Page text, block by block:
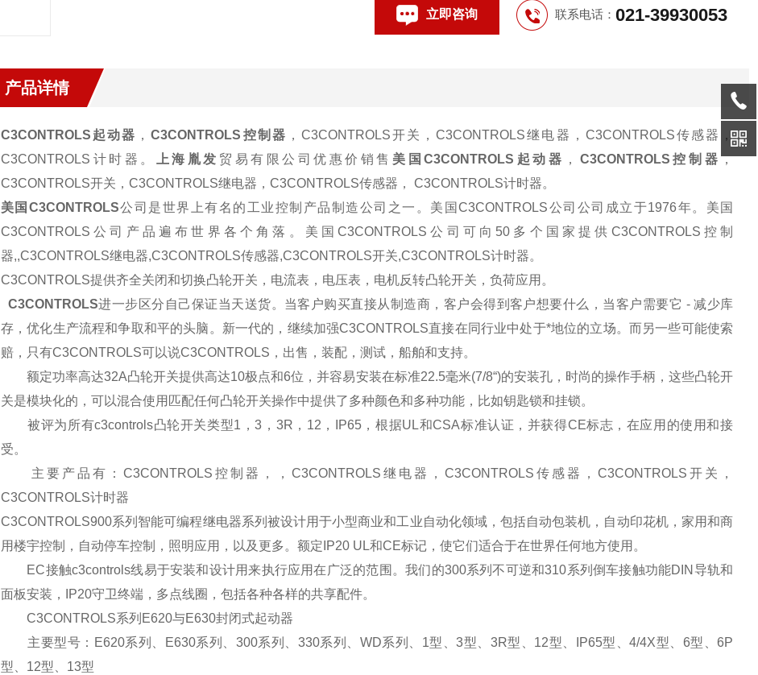
立即咨询 联系电话： 021-39930053
产品详情
C3CONTROLS起动器 ，C3CONTROLS控制器 ，C3CONTROLS开关，C3CONTROLS继电器，C3CONTROLS传感器，
C3CONTROLS计时器。
上海胤发 贸易有限公司优惠价销售 美国C3CONTROLS起动器 ， C3CONTROLS控制器 ，
C3CONTROLS开关，C3CONTROLS继电器，C3CONTROLS传感器， C3CONTROLS计时器。
美国C3CONTROLS公司是世界上有名的工业控制产品制造公司之一。美国C3CONTROLS公司公司成立于1976年。美国
C3CONTROLS公司产品遍布世界各个角落。美国C3CONTROLS公司可向50多个国家提供C3CONTROLS控制
器,,C3CONTROLS继电器,C3CONTROLS传感器,C3CONTROLS开关,C3CONTROLS计时器。
C3CONTROLS提供齐全关闭和切换凸轮开关，电流表，电压表，电机反转凸轮开关，负荷应用。
C3CONTROLS进一步区分自己保证当天送货。当客户购买直接从制造商，客户会得到客户想要什么，当客户需要它 - 减少库
存，优化生产流程和争取和平的头脑。新一代的，继续加强C3CONTROLS直接在同行业中处于*地位的立场。而另一些可能使索
赔，只有C3CONTROLS可以说C3CONTROLS，出售，装配，测试，船舶和支持。
额定功率高达32A凸轮开关提供高达10极点和6位，并容易安装在标准22.5毫米(7/8“)的安装孔，时尚的操作手柄，这些凸轮开
关是模块化的，可以混合使用匹配任何凸轮开关操作中提供了多种颜色和多种功能，比如钥匙锁和挂锁。
被评为所有c3controls凸轮开关类型1，3，3R，12，IP65，根据UL和CSA标准认证，并获得CE标志，在应用的使用和接
受。
主要产品有：C3CONTROLS控制器，
，C3CONTROLS继电器，C3CONTROLS传感器，C3CONTROLS开关，
C3CONTROLS计时器
C3CONTROLS900系列智能可编程继电器系列被设计用于小型商业和工业自动化领域，包括自动包装机，自动印花机，家用和商
用楼宇控制，自动停车控制，照明应用，以及更多。额定IP20 UL和CE标记，使它们适合于在世界任何地方使用。
EC接触c3controls线易于安装和设计用来执行应用在广泛的范围。我们的300系列不可逆和310系列倒车接触功能DIN导轨和
面板安装，IP20守卫终端，多点线圈，包括各种各样的共享配件。
C3CONTROLS系列E620与E630封闭式起动器
主要型号：E620系列、E630系列、300系列、330系列、WD系列、1型、3型、3R型、12型、IP65型、4/4X型、6型、6P
型、12型、13型